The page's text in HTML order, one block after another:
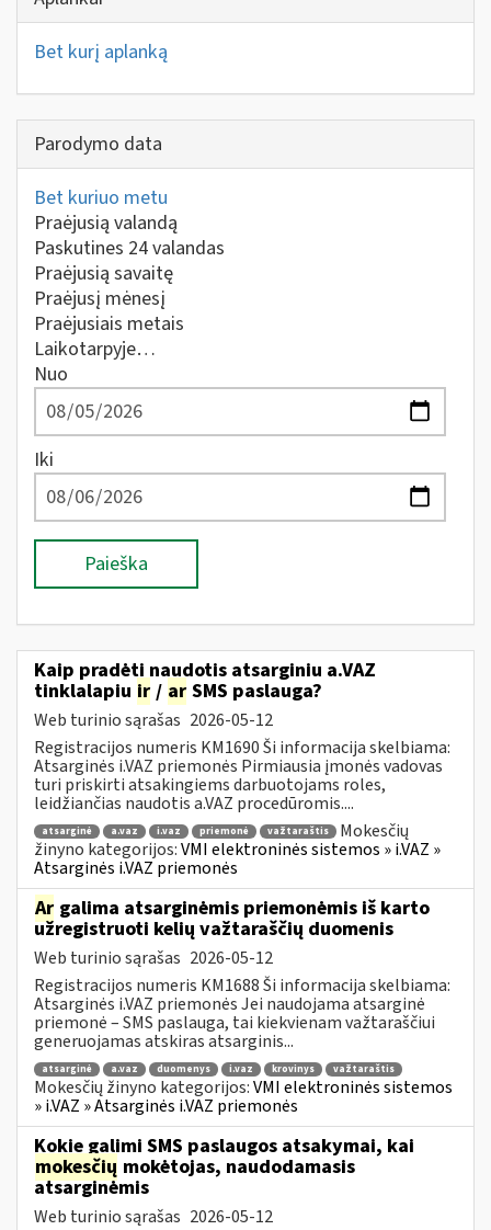
Bet kurį aplanką
Parodymo data
Bet kuriuo metu
Praėjusią valandą
Paskutines 24 valandas
Praėjusią savaitę
Praėjusį mėnesį
Praėjusiais metais
Laikotarpyje…
Nuo
Iki
Paieška
Kaip pradėti naudotis atsarginiu a.VAZ
tinklalapiu ir / ar SMS paslauga?
Web turinio sąrašas 2026-05-12
Registracijos numeris KM1690 Ši informacija skelbiama:
Atsarginės i.VAZ priemonės Pirmiausia įmonės vadovas
turi priskirti atsakingiems darbuotojams roles,
leidžiančias naudotis a.VAZ procedūromis....
atsarginė a.vaz i.vaz priemonė važtaraštis
Mokesčių
žinyno kategorijos:VMI elektroninės sistemos » i.VAZ »
Atsarginės i.VAZ priemonės
Ar galima atsarginėmis priemonėmis iš karto
užregistruoti kelių važtaraščių duomenis
Web turinio sąrašas 2026-05-12
Registracijos numeris KM1688 Ši informacija skelbiama:
Atsarginės i.VAZ priemonės Jei naudojama atsarginė
priemonė – SMS paslauga, tai kiekvienam važtaraščiui
generuojamas atskiras atsarginis...
atsarginė a.vaz duomenys i.vaz krovinys važtaraštis
Mokesčių žinyno kategorijos:VMI elektroninės sistemos
» i.VAZ » Atsarginės i.VAZ priemonės
Kokie galimi SMS paslaugos atsakymai, kai
mokesčių mokėtojas, naudodamasis
atsarginėmis
Web turinio sąrašas 2026-05-12